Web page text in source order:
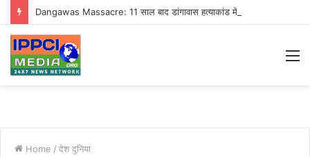
Home / देश दुनिया